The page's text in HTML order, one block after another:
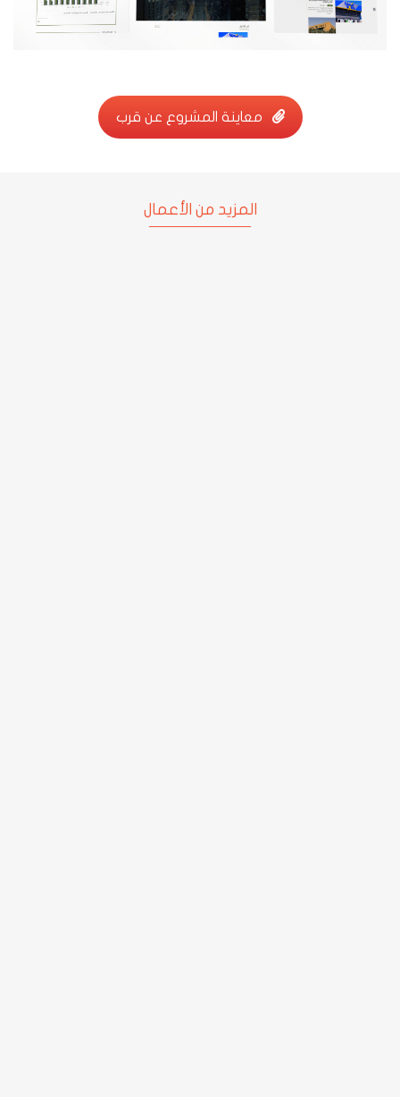
معاينة المشروع عن قرب
معاينة المشروع عن قرب
المزيد من الأعمال